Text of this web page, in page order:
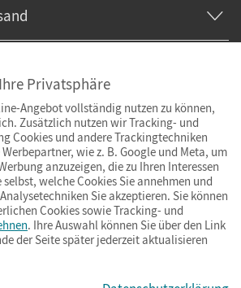
BarrierefreiheitCookies & Co.
Privatsphäre
Angebot vollständig nutzen zu können,
Zusätzlich nutzen wir Tracking- und
Cookies und andere Trackingtechniken
wie z. B. Google und Meta, um
anzuzeigen, die zu Ihren Interessen
welche Cookies Sie annehmen und
Sie akzeptieren. Sie können
Cookies sowie Tracking- und
. Ihre Auswahl können Sie über den Link
der Seite später jederzeit aktualisieren